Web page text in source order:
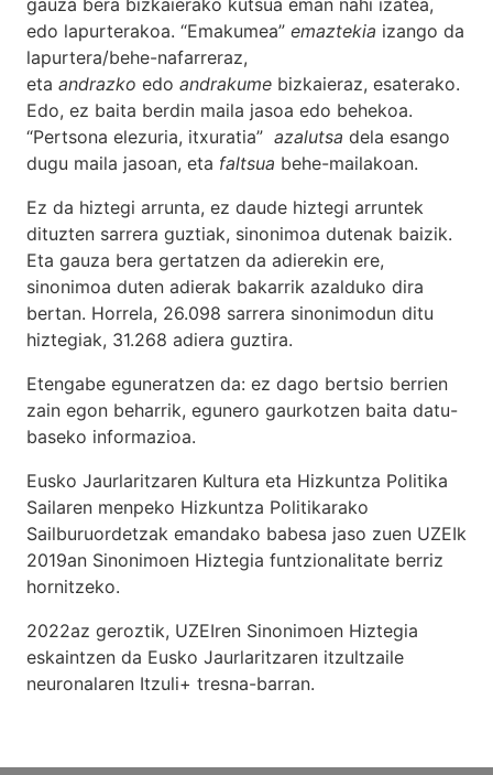
gauza bera bizkaierako kutsua eman nahi izatea,
edo lapurterakoa. “Emakumea” emaztekia izango da
lapurtera/behe-nafarreraz,
eta andrazko edo andrakume bizkaieraz, esaterako.
Edo, ez baita berdin maila jasoa edo behekoa.
“Pertsona elezuria, itxuratia” azalutsa dela esango
dugu maila jasoan, eta faltsua behe-mailakoan.
Ez da hiztegi arrunta, ez daude hiztegi arruntek
dituzten sarrera guztiak, sinonimoa dutenak baizik.
Eta gauza bera gertatzen da adierekin ere,
sinonimoa duten adierak bakarrik azalduko dira
bertan. Horrela, 26.098 sarrera sinonimodun ditu
hiztegiak, 31.268 adiera guztira.
Etengabe eguneratzen da: ez dago bertsio berrien
zain egon beharrik, egunero gaurkotzen baita datu-
baseko informazioa.
Eusko Jaurlaritzaren Kultura eta Hizkuntza Politika
Sailaren menpeko Hizkuntza Politikarako
Sailburuordetzak emandako babesa jaso zuen UZEIk
2019an Sinonimoen Hiztegia funtzionalitate berriz
hornitzeko.
2022az geroztik, UZEIren Sinonimoen Hiztegia
eskaintzen da Eusko Jaurlaritzaren itzultzaile
neuronalaren Itzuli+ tresna-barran.